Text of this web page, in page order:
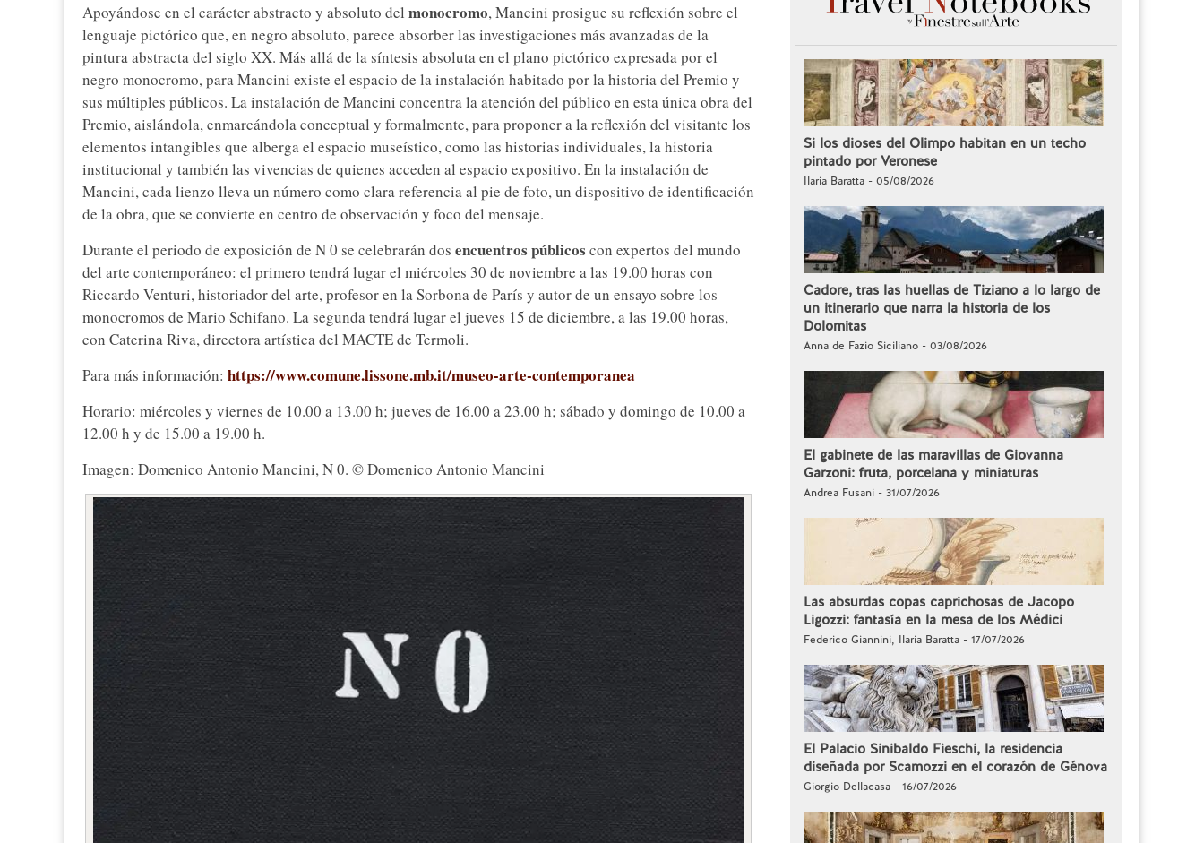
Apoyándose en el carácter abstracto y absoluto del monocromo, Mancini prosigue su reflexión sobre el
lenguaje pictórico que, en negro absoluto, parece absorber las investigaciones más avanzadas de la
pintura abstracta del siglo XX. Más allá de la síntesis absoluta en el plano pictórico expresada por el
negro monocromo, para Mancini existe el espacio de la instalación habitado por la historia del Premio y
sus múltiples públicos. La instalación de Mancini concentra la atención del público en esta única obra del
Premio, aislándola, enmarcándola conceptual y formalmente, para proponer a la reflexión del visitante los
elementos intangibles que alberga el espacio museístico, como las historias individuales, la historia
institucional y también las vivencias de quienes acceden al espacio expositivo. En la instalación de
Mancini, cada lienzo lleva un número como clara referencia al pie de foto, un dispositivo de identificación
de la obra, que se convierte en centro de observación y foco del mensaje.
Durante el periodo de exposición de N 0 se celebrarán dos encuentros públicos con expertos del mundo
del arte contemporáneo: el primero tendrá lugar el miércoles 30 de noviembre a las 19.00 horas con
Riccardo Venturi, historiador del arte, profesor en la Sorbona de París y autor de un ensayo sobre los
monocromos de Mario Schifano. La segunda tendrá lugar el jueves 15 de diciembre, a las 19.00 horas,
con Caterina Riva, directora artística del MACTE de Termoli.
Para más información: https://www.comune.lissone.mb.it/museo-arte-contemporanea
Horario: miércoles y viernes de 10.00 a 13.00 h; jueves de 16.00 a 23.00 h; sábado y domingo de 10.00 a
12.00 h y de 15.00 a 19.00 h.
Imagen: Domenico Antonio Mancini, N 0. © Domenico Antonio Mancini
Si los dioses del Olimpo habitan en un techo
pintado por Veronese
Ilaria Baratta - 05/08/2026
Cadore, tras las huellas de Tiziano a lo largo de
un itinerario que narra la historia de los
Dolomitas
Anna de Fazio Siciliano - 03/08/2026
El gabinete de las maravillas de Giovanna
Garzoni: fruta, porcelana y miniaturas
Andrea Fusani - 31/07/2026
Las absurdas copas caprichosas de Jacopo
Ligozzi: fantasía en la mesa de los Médici
Federico Giannini, Ilaria Baratta - 17/07/2026
El Palacio Sinibaldo Fieschi, la residencia
diseñada por Scamozzi en el corazón de Génova
Giorgio Dellacasa - 16/07/2026